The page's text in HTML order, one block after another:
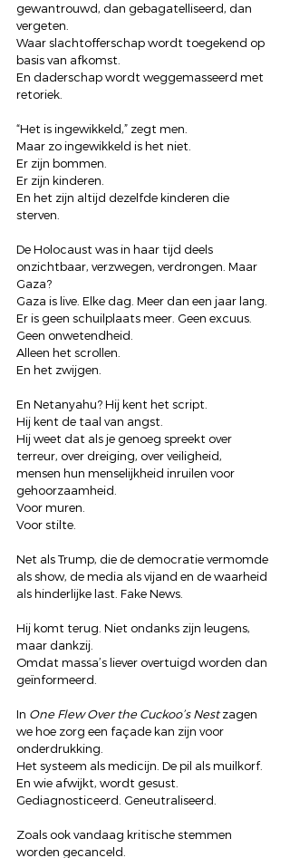
gewantrouwd, dan gebagatelliseerd, dan
vergeten.
Waar slachtofferschap wordt toegekend op
basis van afkomst.
En daderschap wordt weggemasseerd met
retoriek.
“Het is ingewikkeld,” zegt men.
Maar zo ingewikkeld is het niet.
Er zijn bommen.
Er zijn kinderen.
En het zijn altijd dezelfde kinderen die
sterven.
De Holocaust was in haar tijd deels
onzichtbaar, verzwegen, verdrongen. Maar
Gaza?
Gaza is live. Elke dag. Meer dan een jaar lang.
Er is geen schuilplaats meer. Geen excuus.
Geen onwetendheid.
Alleen het scrollen.
En het zwijgen.
En Netanyahu? Hij kent het script.
Hij kent de taal van angst.
Hij weet dat als je genoeg spreekt over
terreur, over dreiging, over veiligheid,
mensen hun menselijkheid inruilen voor
gehoorzaamheid.
Voor muren.
Voor stilte.
Net als Trump, die de democratie vermomde
als show, de media als vijand en de waarheid
als hinderlijke last. Fake News.
Hij komt terug. Niet ondanks zijn leugens,
maar dankzij.
Omdat massa’s liever overtuigd worden dan
geïnformeerd.
In One Flew Over the Cuckoo’s Nest zagen
we hoe zorg een façade kan zijn voor
onderdrukking.
Het systeem als medicijn. De pil als muilkorf.
En wie afwijkt, wordt gesust.
Gediagnosticeerd. Geneutraliseerd.
Zoals ook vandaag kritische stemmen
worden gecanceld.